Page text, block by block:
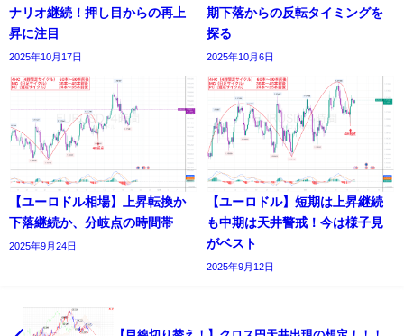
ナリオ継続！押し目からの再上
昇に注目
2025年10月17日
期下落からの反転タイミングを
探る
2025年10月6日
【ユーロドル相場】上昇転換か
下落継続か、分岐点の時間帯
2025年9月24日
【ユーロドル】短期は上昇継続
も中期は天井警戒！今は様子見
がベスト
2025年9月12日